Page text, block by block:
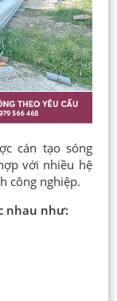
cán tạo sóng
với nhiều hệ
công nghiệp.
nhau như: